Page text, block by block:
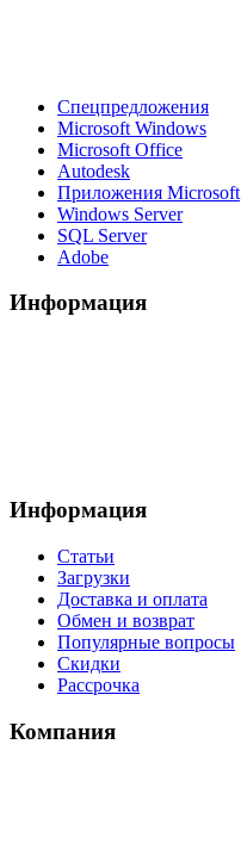
Спецпредложения
Microsoft Windows
Microsoft Office
Autodesk
Приложения Microsoft
Windows Server
SQL Server
Adobe
Информация
Информация
Статьи
Загрузки
Доставка и оплата
Обмен и возврат
Популярные вопросы
Скидки
Рассрочка
Компания